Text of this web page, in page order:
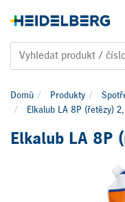
Domů Produkty
Elkalub LA 8P (řetězy)
Elkalub LA 8P